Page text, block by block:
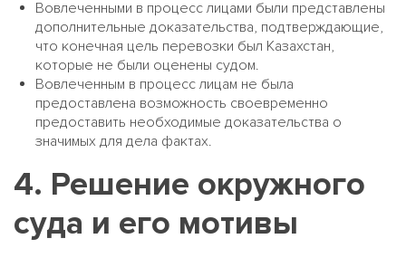
Вовлеченными в процесс лицами были представлены
дополнительные доказательства, подтверждающие,
что конечная цель перевозки был Казахстан,
которые не были оценены судом.
Вовлеченным в процесс лицам не была
предоставлена возможность своевременно
предоставить необходимые доказательства о
значимых для дела фактах.
4. Решение окружного
суда и его мотивы